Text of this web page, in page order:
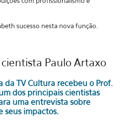
sucesso nesta nova função.
cientista Paulo Artaxo
da TV Cultura recebeu o Prof.
dos principais cientistas
uma entrevista sobre
seus impactos.